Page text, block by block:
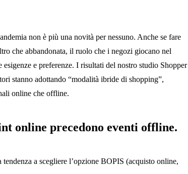
non è più una novità per nessuno. Anche se fare
che abbandonata, il ruolo che i negozi giocano nel
e preferenze. I risultati del nostro studio Shopper
stanno adottando “modalità ibride di shopping”,
online che offline.
online precedono eventi offline.
a scegliere l’opzione BOPIS (acquisto online,